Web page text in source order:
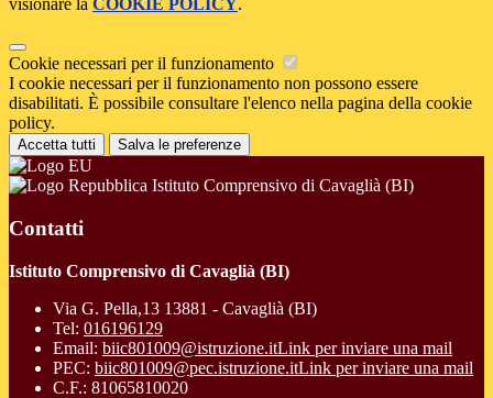
visionare la COOKIE POLICY.
Cookie necessari per il funzionamento
I cookie necessari per il funzionamento non possono essere
disabilitati. È possibile consultare l'elenco nella pagina della cookie
policy.
Accetta tutti Salva le preferenze
Istituto Comprensivo di Cavaglià (BI)
Contatti
Istituto Comprensivo di Cavaglià (BI)
Via G. Pella,13 13881 - Cavaglià (BI)
Tel: 016196129
Email: biic801009@istruzione.itLink per inviare una mail
PEC: biic801009@pec.istruzione.itLink per inviare una mail
C.F.: 81065810020